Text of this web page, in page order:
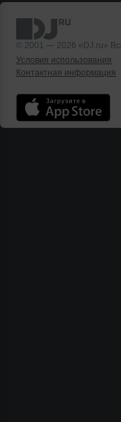
© 2001 — 2026 «DJ.ru»
Условия использования
Контактная информация